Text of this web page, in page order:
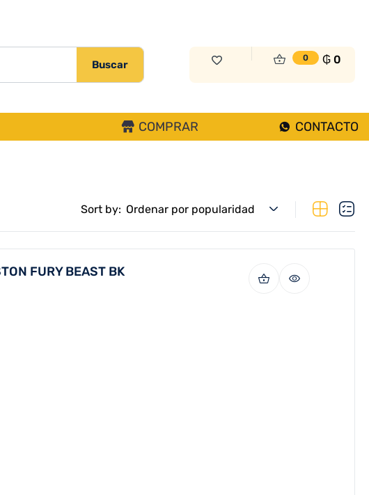
Buscar
0 ₲0
CONTACTO
COMPRAR
Sort by: Ordenar por popularidad
FURY BEAST BK